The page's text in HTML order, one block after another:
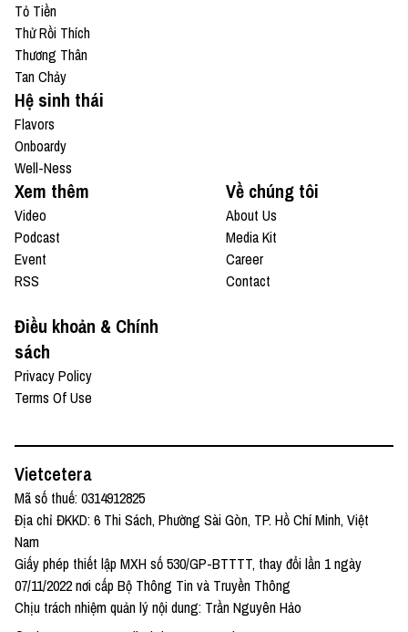
Tỏ Tiền
Thử Rồi Thích
Thương Thân
Tan Chảy
Hệ sinh thái
Flavors
Onboardy
Well-Ness
Xem thêm
Video
Podcast
Event
RSS
Về chúng tôi
About Us
Media Kit
Career
Contact
Điều khoản & Chính
sách
Privacy Policy
Terms Of Use
Vietcetera
Mã số thuế: 0314912825
Địa chỉ ĐKKD: 6 Thi Sách, Phường Sài Gòn, TP. Hồ Chí Minh, Việt
Nam
Giấy phép thiết lập MXH số 530/GP-BTTTT, thay đổi lần 1 ngày
07/11/2022 nơi cấp Bộ Thông Tin và Truyền Thông
Chịu trách nhiệm quản lý nội dung: Trần Nguyên Hảo